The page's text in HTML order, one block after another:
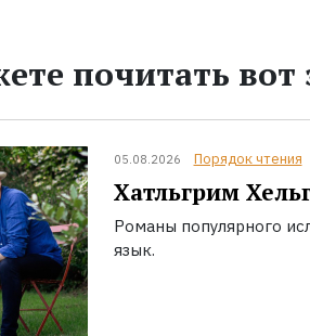
почитать вот
05.08.2026 Порядок чтения
Хатльгрим
Романы популярного
язык.